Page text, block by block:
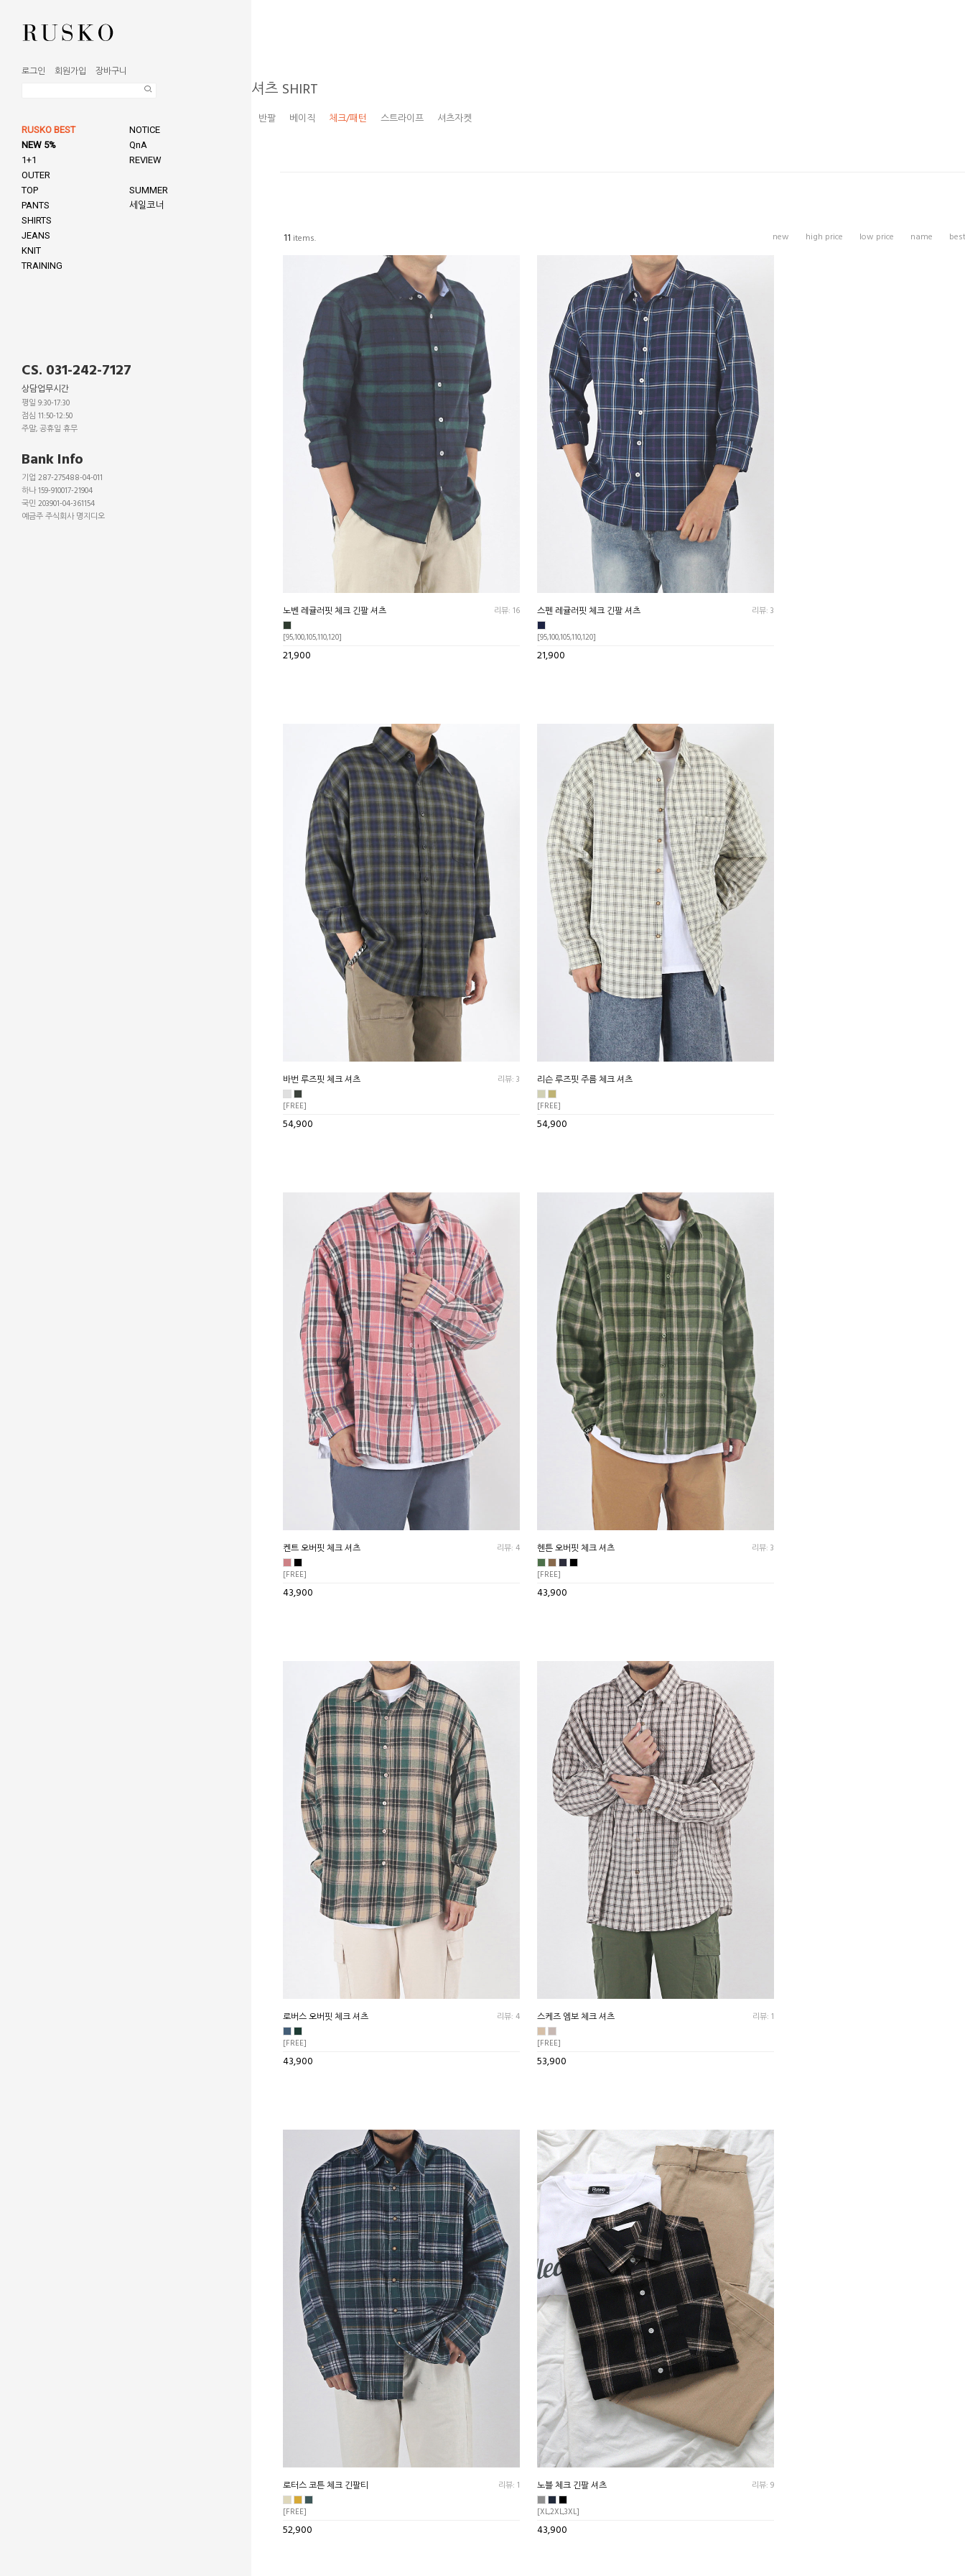
로그인 회원가입 장바구니
RUSKO BEST
NEW 5%
1+1
OUTER
TOP
PANTS
SHIRTS
JEANS
KNIT
TRAINING
NOTICE
QnA
REVIEW
SUMMER
세일코너
CS. 031-242-7127
상담업무시간
평일 9:30-17:30
점심 11:50-12:50
주말, 공휴일 휴무
Bank Info
기업 287-275488-04-011
하나 159-910017-21904
국민 203901-04-361154
예금주 주식회사 명지디오
셔츠 SHIRT
반팔 베이직 체크/패턴 스트라이프 셔츠자켓
new high price low price name best
11 items.
노벤 레귤러핏 체크 긴팔 셔츠 리뷰: 16
[95,100,105,110,120]
21,900
스펜 레귤러핏 체크 긴팔 셔츠 리뷰: 3
[95,100,105,110,120]
21,900
바번 루즈핏 체크 셔츠 리뷰: 3
[FREE]
54,900
리슨 루즈핏 주름 체크 셔츠
[FREE]
54,900
켄트 오버핏 체크 셔츠 리뷰: 4
[FREE]
43,900
헨튼 오버핏 체크 셔츠 리뷰: 3
[FREE]
43,900
로버스 오버핏 체크 셔츠 리뷰: 4
[FREE]
43,900
스케즈 엠보 체크 셔츠 리뷰: 1
[FREE]
53,900
로터스 코튼 체크 긴팔티 리뷰: 1
[FREE]
52,900
노블 체크 긴팔 셔츠 리뷰: 9
[XL,2XL,3XL]
43,900